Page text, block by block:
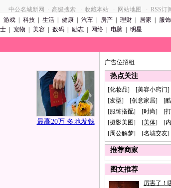
中公名城新网 · 高级搜索 · 收藏本站 · 网站地图 · RSS订
游戏 科技 生活 健康 汽车 房产 理财 居家 服饰
宠物 美容 数码 励志 网络 电脑 明星
最高20万 多地发钱
广告位招租
热点关注
[化妆品] [美容小窍
[发型] [创意家居] [酷
[服饰搭配] [时尚] [打
[摄影美图] [美体] [内
[周公解梦] [名城交友
推荐商家
图文推荐
厉害了！